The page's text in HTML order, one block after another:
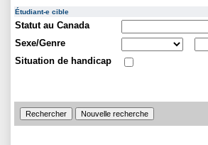
Étudiant-e cible
Statut au Canada
Sexe/Genre
Situation de handicap